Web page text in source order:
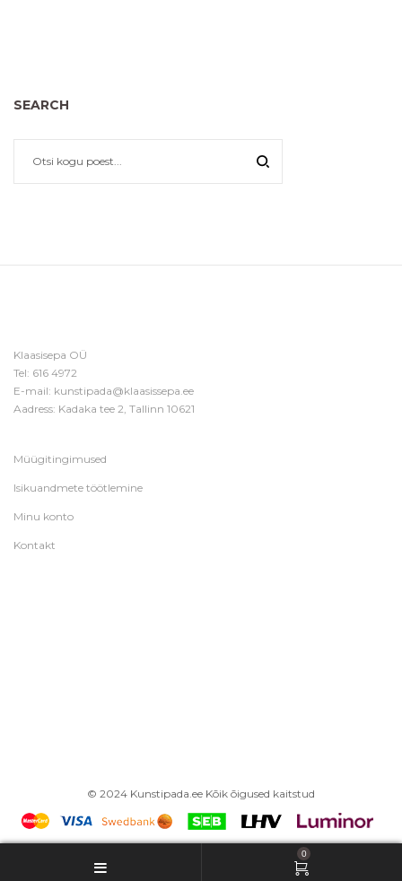
SEARCH
Klaasisepa OÜ
Tel: 616 4972
E-mail: kunstipada@klaasissepa.ee
Aadress: Kadaka tee 2, Tallinn 10621
Müügitingimused
Isikuandmete töötlemine
Minu konto
Kontakt
© 2024 Kunstipada.ee Kõik õigused kaitstud
0